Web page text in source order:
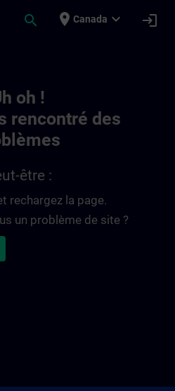
search place Canada expand_more login
oh !
rencontré des
être :
rechargez la page.
un problème de site ?